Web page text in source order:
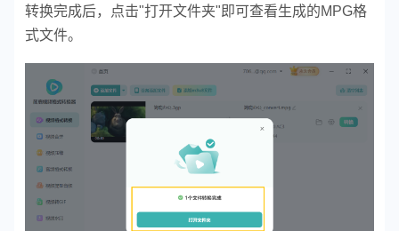
转换完成后，点击"打开文件夹"即可查看生成的MPG格
式文件。